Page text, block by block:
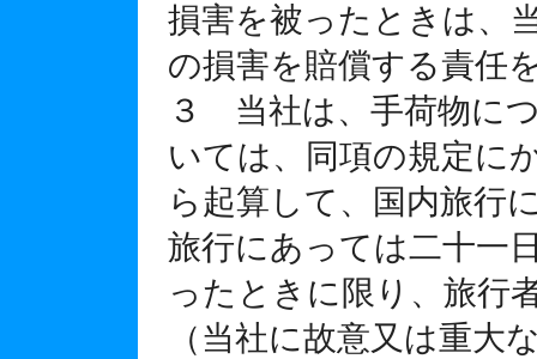
損害を被ったときは、
の損害を賠償する責任
３ 当社は、手荷物に
いては、同項の規定に
ら起算して、国内旅行
旅行にあっては二十一
ったときに限り、旅行
（当社に故意又は重大